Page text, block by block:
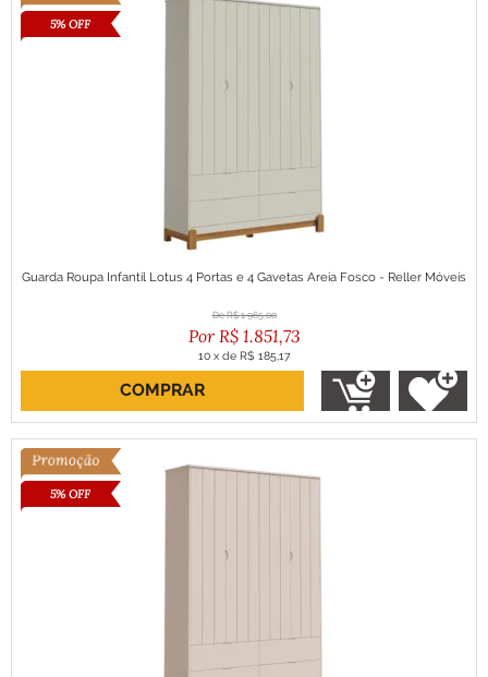
5% OFF
Guarda Roupa Infantil Lotus 4 Portas e 4 Gavetas Areia Fosco - Reller Móveis
R$ 1.965,00
R$ 1.851,73
10 x de R$ 185,17
ou R$ 1.666,56 no boleto
COMPRAR
5% OFF